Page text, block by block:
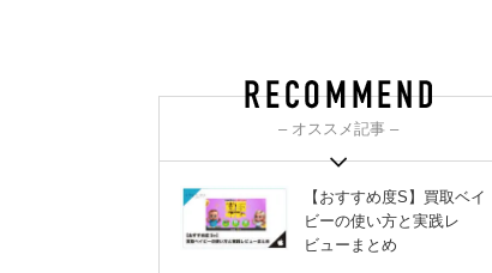
– オススメ記事 –
【おすすめ度S】買取ベイ
ビーの使い方と実践レ
ビューまとめ